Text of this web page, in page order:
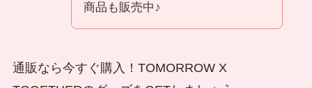
商品も販売中♪
通販なら今すぐ購入！TOMORROW X